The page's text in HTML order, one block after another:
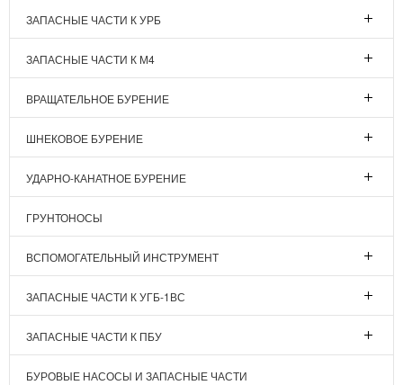
ЗАПАСНЫЕ ЧАСТИ К УРБ
ЗАПАСНЫЕ ЧАСТИ К М4
ВРАЩАТЕЛЬНОЕ БУРЕНИЕ
ШНЕКОВОЕ БУРЕНИЕ
УДАРНО-КАНАТНОЕ БУРЕНИЕ
ГРУНТОНОСЫ
ВСПОМОГАТЕЛЬНЫЙ ИНСТРУМЕНТ
ЗАПАСНЫЕ ЧАСТИ К УГБ-1ВС
ЗАПАСНЫЕ ЧАСТИ К ПБУ
БУРОВЫЕ НАСОСЫ И ЗАПАСНЫЕ ЧАСТИ